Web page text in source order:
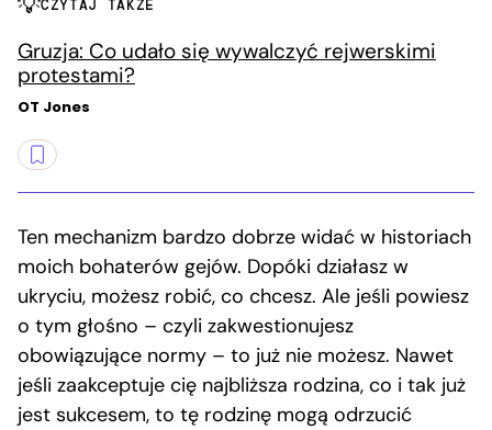
CZYTAJ TAKŻE
Gruzja: Co udało się wywalczyć rejwerskimi
protestami?
OT Jones
Ten mechanizm bardzo dobrze widać w historiach
moich bohaterów gejów. Dopóki działasz w
ukryciu, możesz robić, co chcesz. Ale jeśli powiesz
o tym głośno – czyli zakwestionujesz
obowiązujące normy – to już nie możesz. Nawet
jeśli zaakceptuje cię najbliższa rodzina, co i tak już
jest sukcesem, to tę rodzinę mogą odrzucić